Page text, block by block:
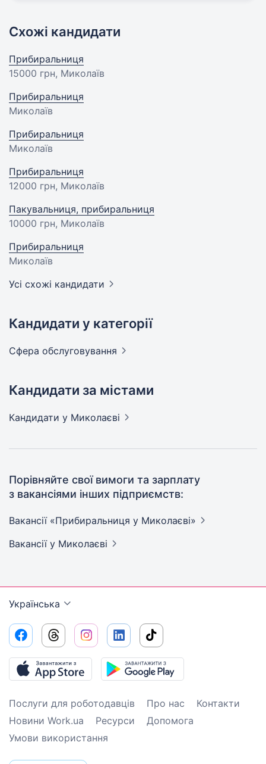
Схожі кандидати
Прибиральниця
15000 грн, Миколаїв
Прибиральниця
Миколаїв
Прибиральниця
Миколаїв
Прибиральниця
12000 грн, Миколаїв
Пакувальниця, прибиральниця
10000 грн, Миколаїв
Прибиральниця
Миколаїв
Усі схожі кандидати
Кандидати у категорії
Сфера обслуговування
Кандидати за містами
Кандидати у Миколаєві
Порівняйте свої вимоги та зарплату
з вакансіями інших підприємств:
Вакансії «Прибиральниця у Миколаєві»
Вакансії у Миколаєві
Українська
Послуги для роботодавців Про нас
Контакти
Новини Work.ua
Ресурси
Допомога
Умови використання